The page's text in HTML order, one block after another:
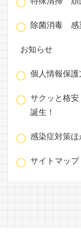
除菌消毒 感
お知らせ
個人情報保護
サクッと格
誕生！
感染症対策ほ
サイトマップ